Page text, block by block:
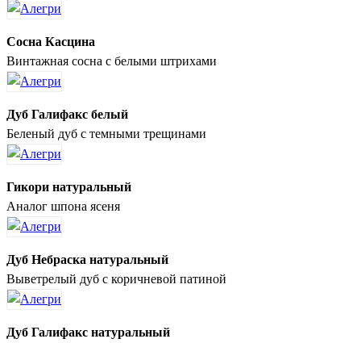
Сосна Касцина
Винтажная сосна с белыми штрихами
Дуб Галифакс белый
Беленый дуб с темными трещинами
Гикори натуральный
Аналог шпона ясеня
Дуб Небраска натуральный
Выветрелый дуб с коричневой патиной
Дуб Галифакс натуральный